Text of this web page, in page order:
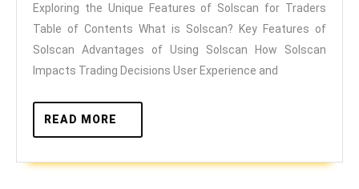
of
Solscan
for
Exploring the Unique Features of Solscan for Traders
Table of Contents What is Solscan? Key Features of
Solscan Advantages of Using Solscan How Solscan
Impacts Trading Decisions User Experience and
READ MORE
MORE